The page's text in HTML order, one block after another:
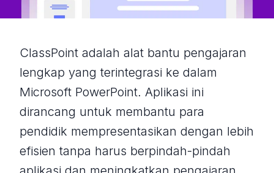
ClassPoint adalah alat bantu pengajaran
lengkap yang terintegrasi ke dalam
Microsoft PowerPoint. Aplikasi ini
dirancang untuk membantu para
pendidik mempresentasikan dengan lebih
efisien tanpa harus berpindah-pindah